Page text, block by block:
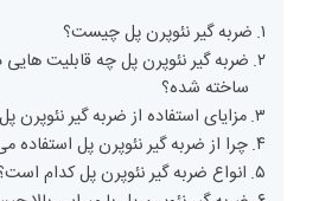
ضربه گیر نئوپرن پل چیست؟
ضربه گیر نئوپرن پل چه قابلیت هایی
ساخته شده؟
مزایای استفاده از ضربه گیر
چرا از ضربه گیر نئوپرن پل استفاده
انواع ضربه گیر نئوپرن پل کدام